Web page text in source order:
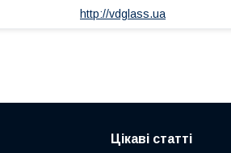
http://vdglass.ua
Цікаві статті